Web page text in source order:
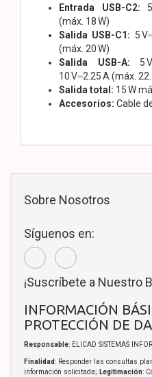
Entrada USB-C2:
(máx. 18 W)
Salida USB-C1: 5
(máx. 20 W)
Salida USB-A: 5
10 V⎓2.25 A (máx.
Salida total: 15 W
Accesorios: Cable
Sobre Nosotros
Síguenos en:
¡Suscríbete a Nuestro
INFORMACIÓN
PROTECCIÓN DE
Responsable: ELICAD SISTEMAS
Finalidad: Responder las consultas
información solicitada; Legitimación: